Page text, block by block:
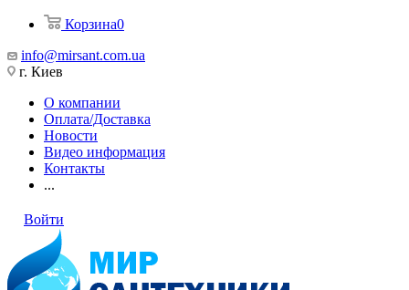
Корзина0
info@mirsant.com.ua
г. Киев
О компании
Оплата/Доставка
Новости
Видео информация
Контакты
...
Войти